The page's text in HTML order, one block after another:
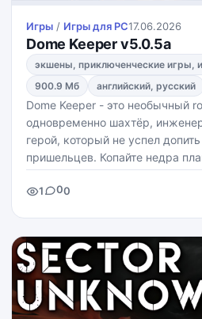
Игры / Игры для PС17.06.2026
Dome Keeper v5.0.5a
экшены, приключенческие игры,
900.9 Мб
английский, русский
Dome Keeper - это необычный
одновременно шахтёр,
герой, который не успел
пришельцев. Копайте недра
ресурсы, находите древние
всё это в полезные улучшения,
1 00